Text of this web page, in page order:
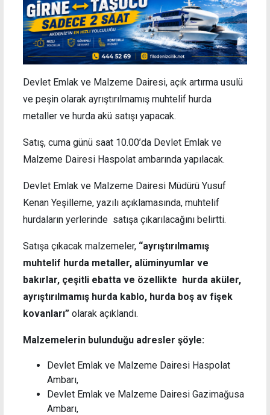
Devlet Emlak ve Malzeme Dairesi, açık artırma usulü
ve peşin olarak ayrıştırılmamış muhtelif hurda
metaller ve hurda akü satışı yapacak.
Satış, cuma günü saat 10.00’da Devlet Emlak ve
Malzeme Dairesi Haspolat ambarında yapılacak.
Devlet Emlak ve Malzeme Dairesi Müdürü Yusuf
Kenan Yeşilleme, yazılı açıklamasında, muhtelif
hurdaların yerlerinde satışa çıkarılacağını belirtti.
Satışa çıkacak malzemeler, “ayrıştırılmamış
muhtelif hurda metaller, alüminyumlar ve
bakırlar, çeşitli ebatta ve özellikte hurda aküler,
ayrıştırılmamış hurda kablo, hurda boş av fişek
kovanları” olarak açıklandı.
Malzemelerin bulunduğu adresler şöyle:
Devlet Emlak ve Malzeme Dairesi Haspolat
Ambarı,
Devlet Emlak ve Malzeme Dairesi Gazimağusa
Ambarı,